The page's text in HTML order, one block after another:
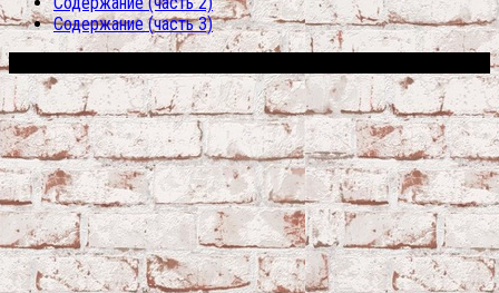
Содержание (часть 3)